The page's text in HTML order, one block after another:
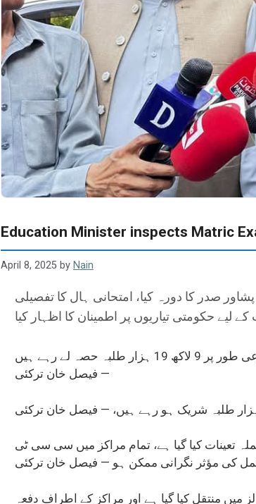
Education Minister inspects Matric
April 8, 2025 by Nain
صدر کا دورہ کیا، امتحانی ہال کا تفصیلی
خیبرپختونخوا بھر میں میٹرک کے سالانہ امتحانات آج سے شروع ہو گئے ہیں، جن میں مجموعی طور پر 9 لاکھ 19 ہزار طلبہ حصہ لے رہے ہیں
— فیصل خان ترکئی
634 امتحانی مراکز قائم کیے گئے ہیں جبکہ 25 ہزار 810 نگران عملہ تعینات کیا گیا ہے، تمام مراکز میں سی سی ٹی
کی مؤثر نگرانی ممکن ہو — فیصل خان ترکئی
میں منتقل کیا گیا ہے اور مراکز کے اطراف دفعہ